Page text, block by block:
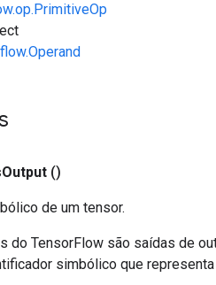
Output ()
de um tensor.
do TensorFlow são saídas de
simbólico que